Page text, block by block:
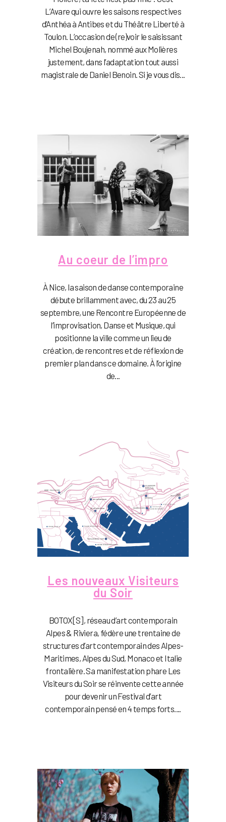
L’Avare qui ouvre les saisons respectives
d’Anthéa à Antibes et du Théâtre Liberté à
Toulon. L’occasion de (re)voir le saisissant
Michel Boujenah, nommé aux Molières
justement, dans l’adaptation tout aussi
magistrale de Daniel Benoin. Si je vous dis...
Au coeur de l’impro
À Nice, la saison de danse contemporaine
débute brillamment avec, du 23 au 25
septembre, une Rencontre Européenne de
l’improvisation, Danse et Musique, qui
positionne la ville comme un lieu de
création, de rencontres et de réflexion de
premier plan dans ce domaine. À l’origine
de...
Les nouveaux Visiteurs
du Soir
BOTOX[S], réseau d’art contemporain
Alpes & Riviera, fédère une trentaine de
structures d’art contemporain des Alpes-
Maritimes, Alpes du Sud, Monaco et Italie
frontalière. Sa manifestation phare Les
Visiteurs du Soir se réinvente cette année
pour devenir un Festival d’art
contemporain pensé en 4 temps forts....